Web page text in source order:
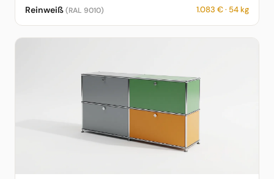
USM Haller Sideboard in Reinweiß – RAL 9010 – 1.083 € – 54 kg
– fotorealistische KI-Vorschau
Reinweiß(RAL 9010) 1.083 € · 54 kg